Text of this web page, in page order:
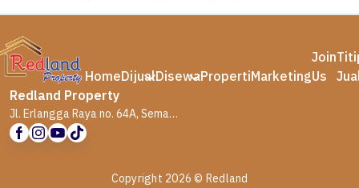
HomeDijualDisewaPropertiMarketing
Join
Us
Redland Property
Jl. Erlangga Raya no. 64A, Semarang
Copyright 2026 © Redland